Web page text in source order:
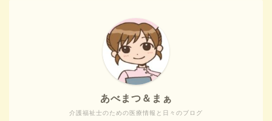
介護福祉士のための医療情報と日々のブログ
あべまつ＆まぁ